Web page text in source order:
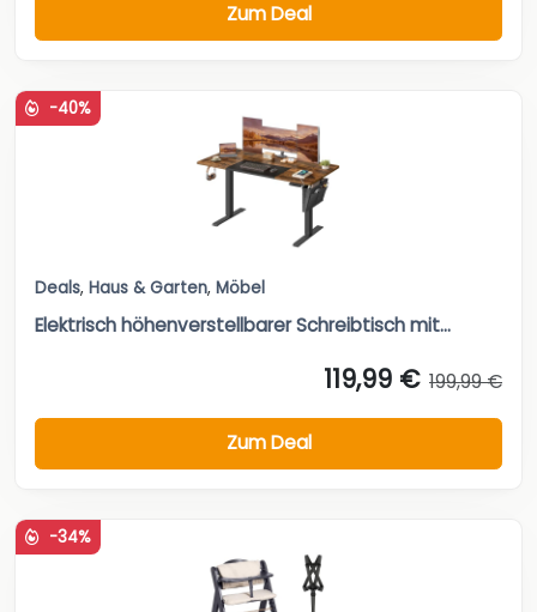
Zum Deal
-40%
Deals, Haus & Garten, Möbel
Elektrisch höhenverstellbarer Schreibtisch mit...
119,99 € 199,99 €
Zum Deal
-34%